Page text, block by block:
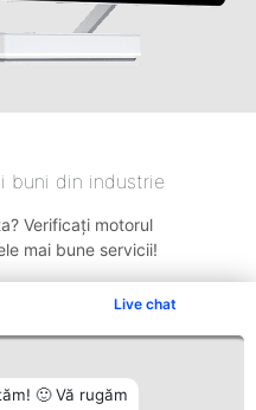
Live chat
🙂 Vă rugăm
buni din industrie
Verificați motorul
mai bune servicii!